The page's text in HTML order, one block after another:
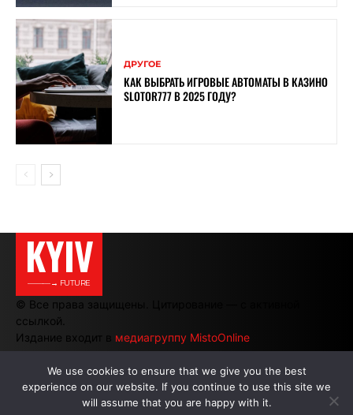
ДРУГОЕ
КАК ВЫБРАТЬ ИГРОВЫЕ АВТОМАТЫ В КАЗИНО
SLOTOR777 В 2025 ГОДУ?
KYIV
———→ FUTURE
© Все права защищены. Цитирование — с активной
ссылкой.
Издание входит в медиагруппу MistoOnline
АВТОРЫ | РЕКЛАМА НА САЙТЕ
We use cookies to ensure that we give you the best
experience on our website. If you continue to use this site we
will assume that you are happy with it.